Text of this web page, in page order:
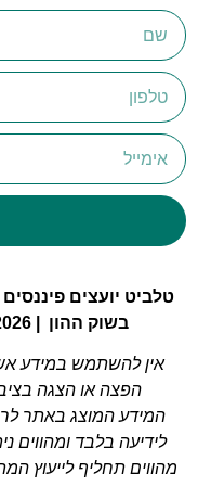
טלביט יועצים
בשוק ההון | 2008-2026 © כל הזכויות שמורות
אין להשתמש במידע
הפצה או הצגה
המידע המוצג באתר
לידיעה בלבד ומהווים
מהווים תחליף לייעוץ